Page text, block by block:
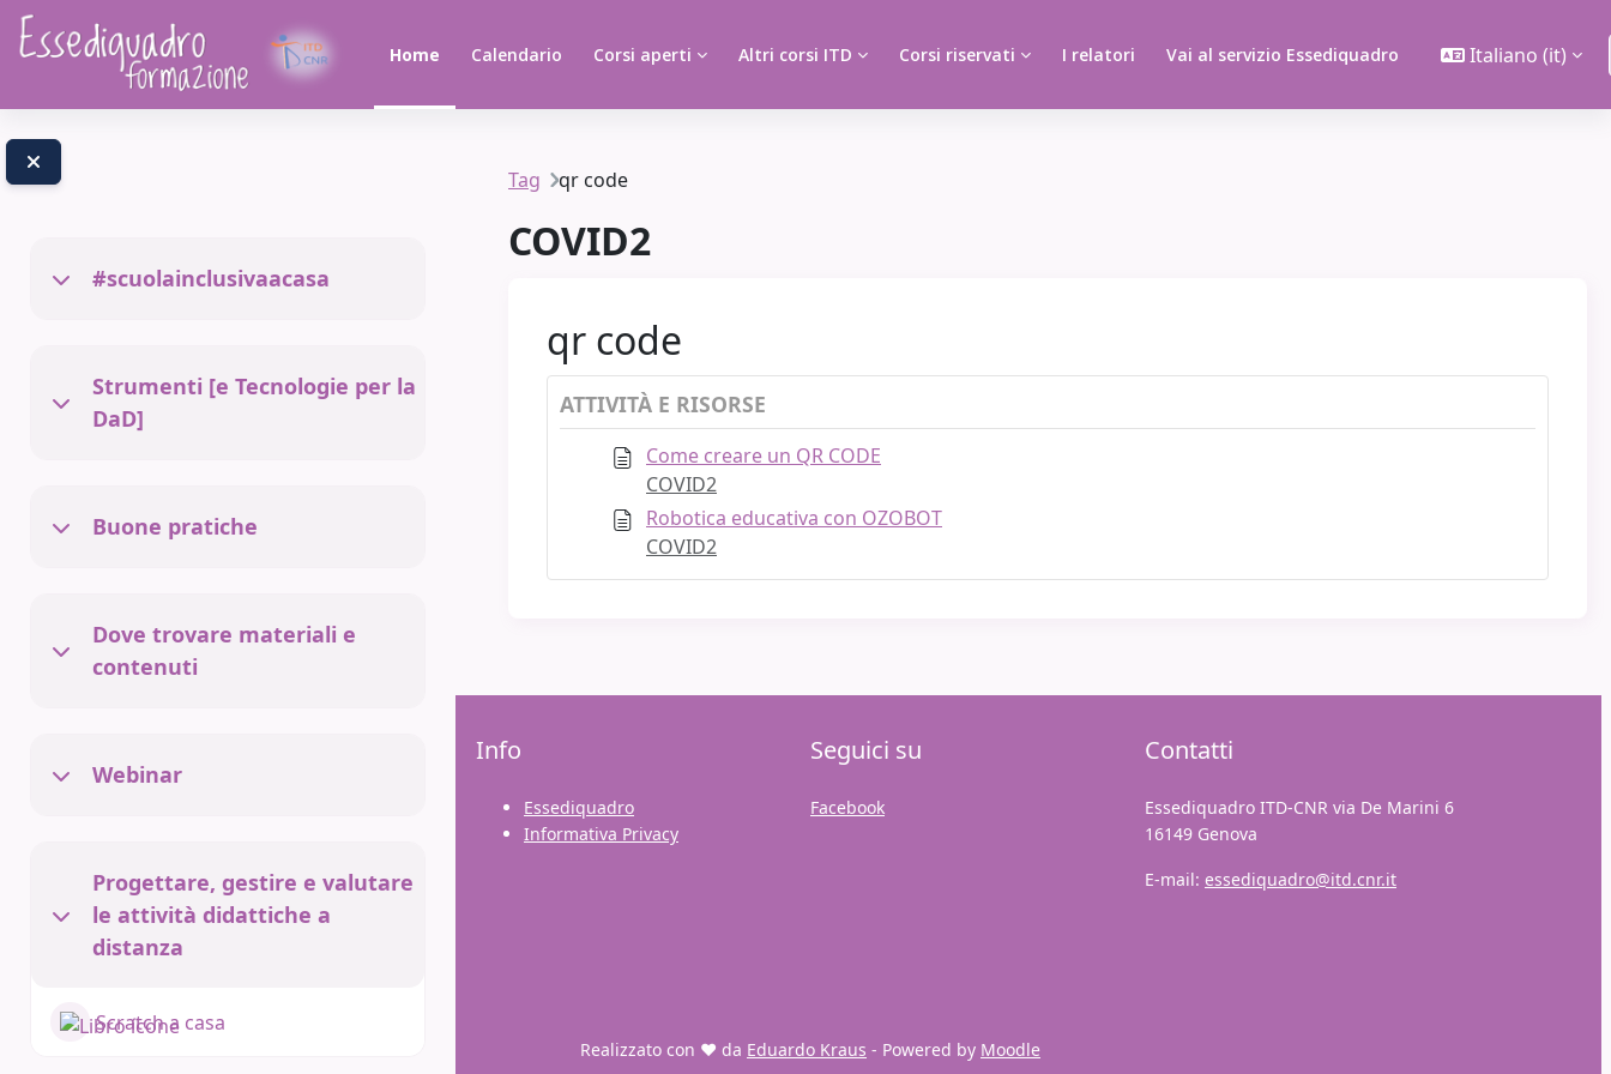
Vai al contenuto principale
Home Calendario Corsi aperti Altri corsi ITD Corsi riservati I relatori Vai al servizio Essediquadro Italiano ‎(it)‎
Minimizza
#scuolainclusivaacasa
Minimizza
Strumenti [e Tecnologie per la
DaD]
Minimizza
Buone pratiche
Minimizza
Dove trovare materiali e
contenuti
Minimizza
Webinar
Minimizza
Progettare, gestire e valutare
le attività didattiche a
distanza
Scratch a casa
Tag qr code
COVID2
qr code
ATTIVITÀ E RISORSE
Come creare un QR CODE
COVID2
Robotica educativa con OZOBOT
COVID2
Responsabile del servizio: Lucia
Ferlino
Amministratore della piattaforma:
Info
Essediquadro
Informativa Privacy
Seguici su
Facebook
Contatti
Essediquadro ITD-CNR via De Marini 6
16149 Genova
E-mail: essediquadro@itd.cnr.it
Realizzato con ❤️ da Eduardo Kraus - Powered by Moodle